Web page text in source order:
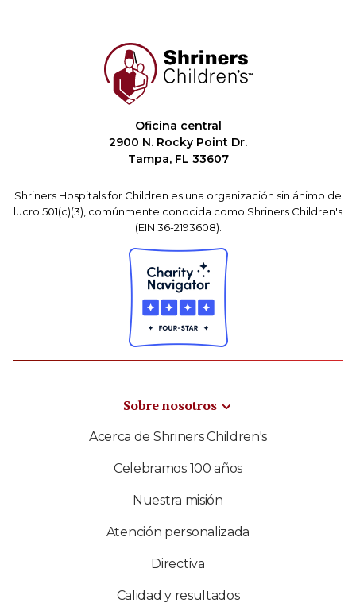
Oficina central
2900 N. Rocky Point Dr.
Tampa, FL 33607
Shriners Hospitals for Children es una organización sin ánimo de
lucro 501(c)(3), comúnmente conocida como Shriners Children's
(EIN 36-2193608).
Sobre nosotros
Acerca de Shriners Children's
Celebramos 100 años
Nuestra misión
Atención personalizada
Directiva
Calidad y resultados